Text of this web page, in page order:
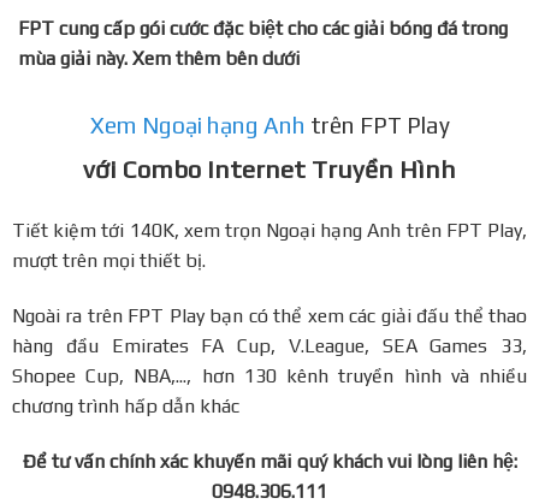
FPT cung cấp gói cước đặc biệt cho các giải bóng đá trong
mùa giải này. Xem thêm bên dưới
Xem Ngoại hạng Anh trên FPT Play
với Combo Internet Truyền Hình
Tiết kiệm tới 140K, xem trọn Ngoại hạng Anh trên FPT Play,
mượt trên mọi thiết bị.
Ngoài ra trên FPT Play bạn có thể xem các giải đấu thể thao
hàng đầu Emirates FA Cup, V.League, SEA Games 33,
Shopee Cup, NBA,..., hơn 130 kênh truyền hình và nhiều
chương trình hấp dẫn khác
Để tư vấn chính xác khuyến mãi quý khách vui lòng liên hệ:
0948.306.111